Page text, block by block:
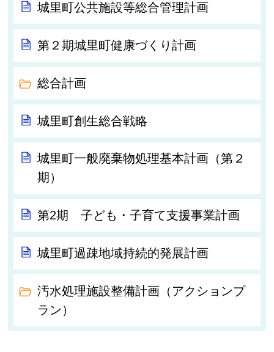
城里町公共施設等総合管理計画
第２期城里町健康づくり計画
総合計画
城里町創生総合戦略
城里町一般廃棄物処理基本計画（第２
期）
第2期 子ども・子育て支援事業計画
城里町過疎地域持続的発展計画
汚水処理施設整備計画（アクションプ
ラン）